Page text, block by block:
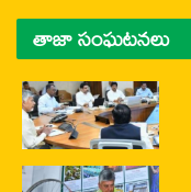
తాజా సంఘటనలు